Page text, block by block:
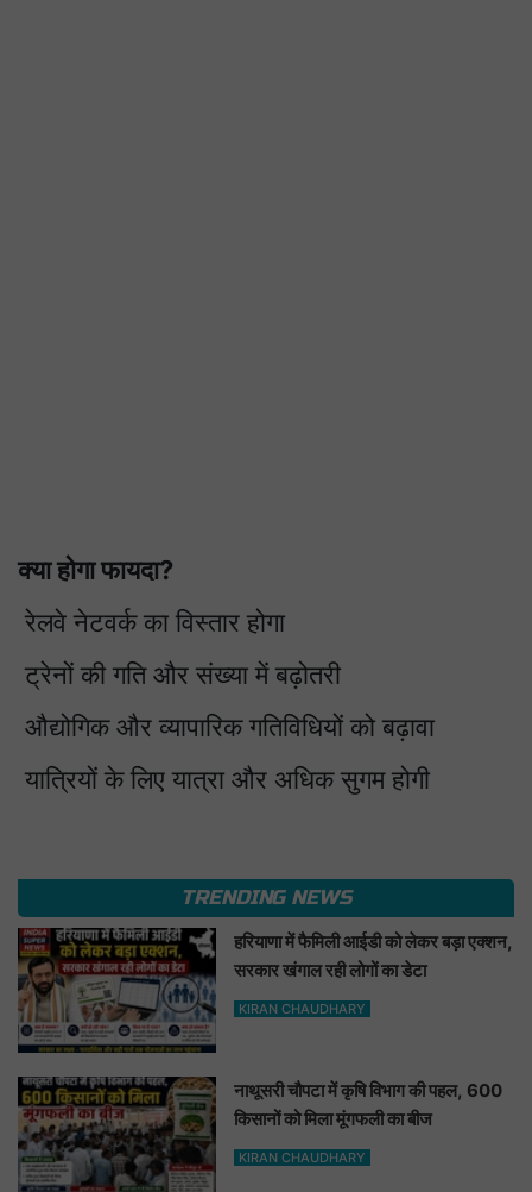
क्या होगा फायदा?
रेलवे नेटवर्क का विस्तार होगा
ट्रेनों की गति और संख्या में बढ़ोतरी
औद्योगिक और व्यापारिक गतिविधियों को बढ़ावा
यात्रियों के लिए यात्रा और अधिक सुगम होगी
TRENDING NEWS
हरियाणा में फैमिली आईडी को लेकर बड़ा एक्शन,
सरकार खंगाल रही लोगों का डेटा
KIRAN CHAUDHARY
नाथूसरी चौपटा में कृषि विभाग की पहल, 600
किसानों को मिला मूंगफली का बीज
KIRAN CHAUDHARY